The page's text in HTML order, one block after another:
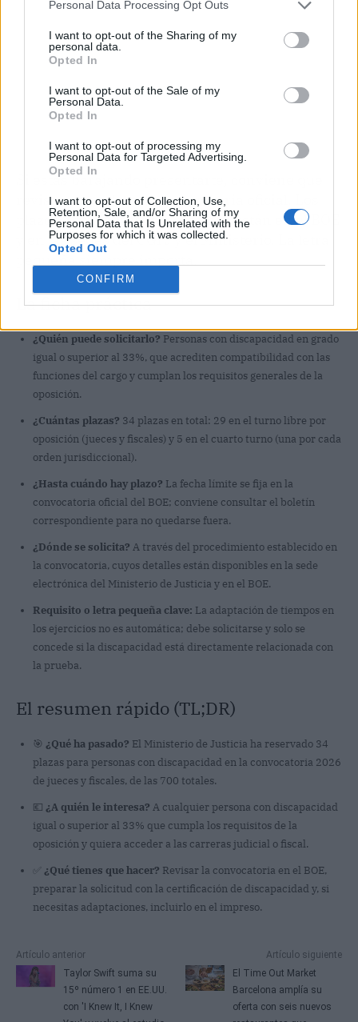
Personal Data Processing Opt Outs
I want to opt-out of the Sharing of my
personal data.
Opted In
I want to opt-out of the Sale of my
Personal Data.
Opted In
I want to opt-out of processing my
Personal Data for Targeted Advertising.
Opted In
I want to opt-out of Collection, Use,
Retention, Sale, and/or Sharing of my
Personal Data that Is Unrelated with the
Purposes for which it was collected.
Opted Out
CONFIRM
Si estás barajando presentarte, conviene que
revises con calma la convocatoria oficial. Los
plazos, temarios y detalles finos están en el BOE
y en las sedes del CGPJ y el Ministerio. La letra
pequeña siempre importa.
La ficha práctica
¿Quién puede solicitarlo? Personas con discapacidad en grado
igual o superior al 33%, que acrediten compatibilidad con las
funciones del cargo y cumplan los requisitos generales de la
oposición.
¿Cuántas plazas? 34 plazas en total: 29 en el turno libre por
oposición (jueces y fiscales) y 5 en el cuarto turno (una por cada
orden jurisdiccional).
¿Hasta cuándo hay plazo? La fecha límite se fija en la
convocatoria oficial del BOE; conviene consultar el boletín
correspondiente para no quedarse fuera.
¿Dónde se solicita? A través del procedimiento establecido en
la convocatoria, cuyos detalles están disponibles en la sede
electrónica del Ministerio de Justicia y en el BOE.
Requisito o letra pequeña clave: La adaptación de tiempos en
los ejercicios no es automática; debe solicitarse y solo se
concede si la discapacidad está directamente relacionada con
la prueba.
El resumen rápido (TL;DR)
🎯 ¿Qué ha pasado? El Ministerio de Justicia ha reservado 34
plazas para personas con discapacidad en la convocatoria 2026
de jueces y fiscales, de las 700 totales.
💶 ¿A quién le interesa? A cualquier persona con discapacidad
igual o superior al 33% que cumpla los requisitos de la
oposición y quiera acceder a las carreras judicial o fiscal.
¿Qué tienes que hacer? Revisar la convocatoria en el BOE,
preparar la solicitud con la certificación de discapacidad y, si
necesitas adaptaciones, incluirlo en el impreso.
Artículo anterior
Taylor Swift suma su
15º número 1 en EE.UU.
con 'I Knew It, I Knew
Artículo siguiente
El Time Out Market
Barcelona amplía su
oferta con seis nuevos